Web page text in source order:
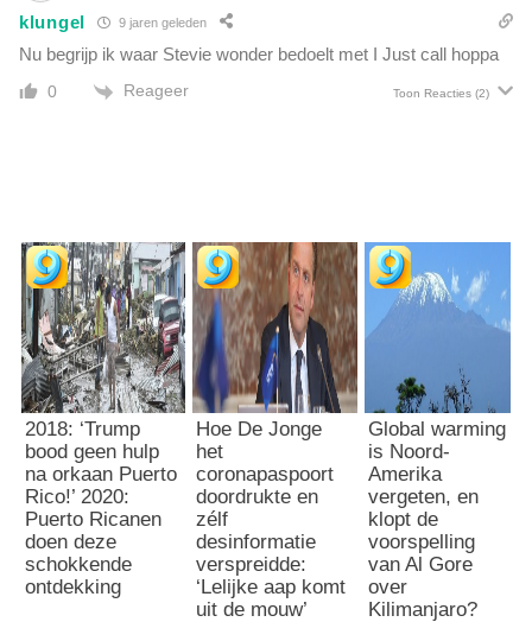
klungel 9 jaren geleden
Nu begrijp ik waar Stevie wonder bedoelt met I Just call hoppa
0 Reageer Toon Reacties (2)
2018: ‘Trump
bood geen hulp
na orkaan Puerto
Rico!’ 2020:
Puerto Ricanen
doen deze
schokkende
ontdekking
Hoe De Jonge
het
coronapaspoort
doordrukte en
zélf
desinformatie
verspreidde:
‘Lelijke aap komt
uit de mouw’
Global warming
is Noord-
Amerika
vergeten, en
klopt de
voorspelling
van Al Gore
over
Kilimanjaro?